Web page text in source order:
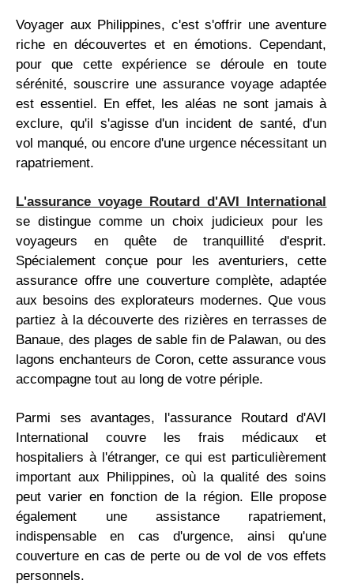
Voyager aux Philippines, c'est s'offrir une aventure
riche en découvertes et en émotions. Cependant,
pour que cette expérience se déroule en toute
sérénité, souscrire une assurance voyage adaptée
est essentiel. En effet, les aléas ne sont jamais à
exclure, qu'il s'agisse d'un incident de santé, d'un
vol manqué, ou encore d'une urgence nécessitant un
rapatriement.
L'assurance voyage Routard d'AVI International
se distingue comme un choix judicieux pour les
voyageurs en quête de tranquillité d'esprit.
Spécialement conçue pour les aventuriers, cette
assurance offre une couverture complète, adaptée
aux besoins des explorateurs modernes. Que vous
partiez à la découverte des rizières en terrasses de
Banaue, des plages de sable fin de Palawan, ou des
lagons enchanteurs de Coron, cette assurance vous
accompagne tout au long de votre périple.
Parmi ses avantages, l'assurance Routard d'AVI
International couvre les frais médicaux et
hospitaliers à l'étranger, ce qui est particulièrement
important aux Philippines, où la qualité des soins
peut varier en fonction de la région. Elle propose
également une assistance rapatriement,
indispensable en cas d'urgence, ainsi qu'une
couverture en cas de perte ou de vol de vos effets
personnels.